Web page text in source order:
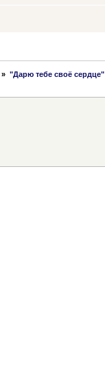
» "Дарю тебе своё сердце"